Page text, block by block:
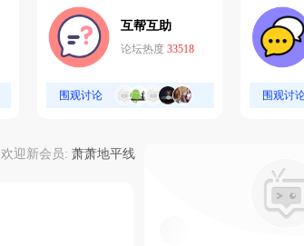
互帮互助
论坛热度 33518
围观讨论 围观讨
欢迎新会员: 萧萧地平线